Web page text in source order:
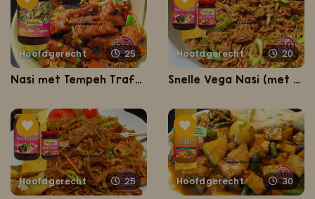
Hoofdgerecht 25
Nasi met Tempeh Trafasie
Hoofdgerecht 20
Snelle Vega Nasi (met Vegetarische Kipstukjes)
Hoofdgerecht 25 Hoofdgerecht 30